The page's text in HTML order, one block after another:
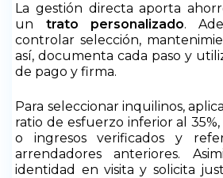
La gestión directa aporta
un trato personalizado.
controlar selección,
así, documenta cada paso y
de pago y firma.
Para seleccionar inquilinos,
ratio de esfuerzo inferior al
o ingresos verificados y
arrendadores anteriores.
identidad en visita y solicita